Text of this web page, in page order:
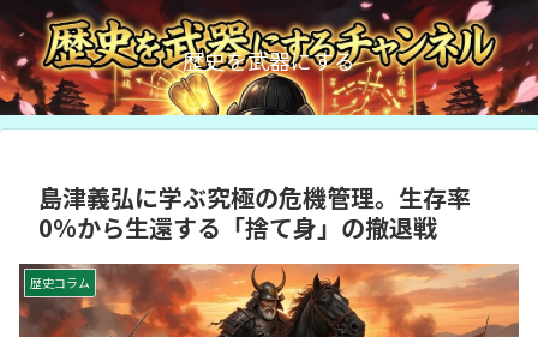
歴史を武器にする
島津義弘に学ぶ究極の危機管理。生存率
0%から生還する「捨て身」の撤退戦
歴史コラム